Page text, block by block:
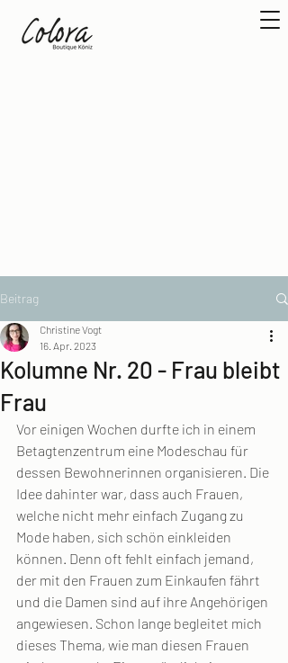
Beitrag
Kolumne Nr. 20 - Frau bleibt
Frau
Christine Vogt
16. Apr. 2023
Vor einigen Wochen durfte ich in einem
Betagtenzentrum eine Modeschau für
dessen Bewohnerinnen organisieren. Die
Idee dahinter war, dass auch Frauen,
welche nicht mehr einfach Zugang zu
Mode haben, sich schön einkleiden
können. Denn oft fehlt einfach jemand,
der mit den Frauen zum Einkaufen fährt
und die Damen sind auf ihre Angehörigen
angewiesen. Schon lange begleitet mich
dieses Thema, wie man diesen Frauen